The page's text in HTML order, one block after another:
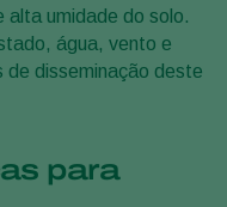
alta umidade do solo.
água, vento e
de disseminação deste
para